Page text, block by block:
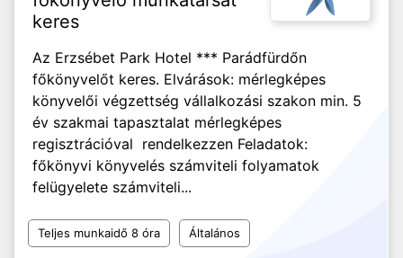
keres
Az Erzsébet Park Hotel *** Parádfürdőn
főkönyvelőt keres. Elvárások: mérlegképes
könyvelői végzettség vállalkozási szakon min. 5
év szakmai tapasztalat mérlegképes
regisztrációval rendelkezzen Feladatok:
főkönyvi könyvelés számviteli folyamatok
felügyelete számviteli...
Teljes munkaidő 8 óra Általános